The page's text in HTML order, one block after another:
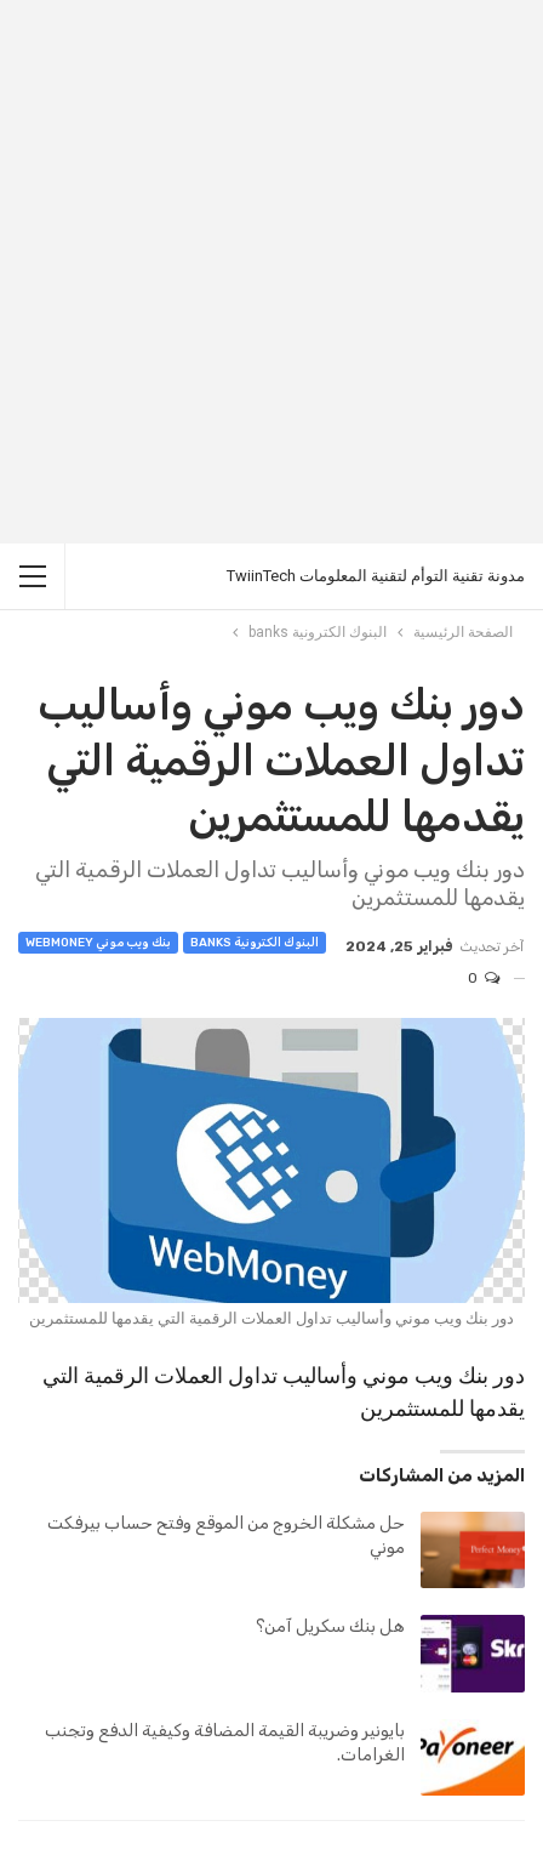
مدونة تقنية التوأم لتقنية المعلومات TwiinTech
الصفحة الرئيسية البنوك الكترونية banks
دور بنك ويب موني وأساليب
تداول العملات الرقمية التي
يقدمها للمستثمرين
دور بنك ويب موني وأساليب تداول العملات الرقمية التي
يقدمها للمستثمرين
البنوك الكترونية BANKS بنك ويب موني WEBMONEY آخر تحديث فبراير 25, 2024
دور بنك ويب موني وأساليب تداول العملات الرقمية التي يقدمها للمستثمرين
دور بنك ويب موني وأساليب تداول العملات الرقمية التي
يقدمها للمستثمرين
المزيد من المشاركات
حل مشكلة الخروج من الموقع وفتح حساب بيرفكت
موني
هل بنك سكريل آمن؟
بايونير وضريبة القيمة المضافة وكيفية الدفع وتجنب
الغرامات.